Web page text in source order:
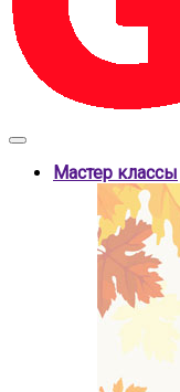
Мастер классы